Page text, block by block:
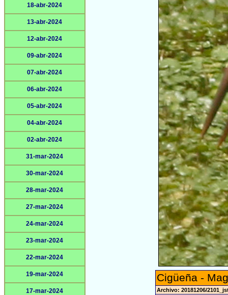
18-abr-2024
13-abr-2024
12-abr-2024
09-abr-2024
07-abr-2024
06-abr-2024
05-abr-2024
04-abr-2024
02-abr-2024
31-mar-2024
30-mar-2024
28-mar-2024
27-mar-2024
24-mar-2024
23-mar-2024
22-mar-2024
19-mar-2024
17-mar-2024
Cigüeña -
Archivo: 20181206/